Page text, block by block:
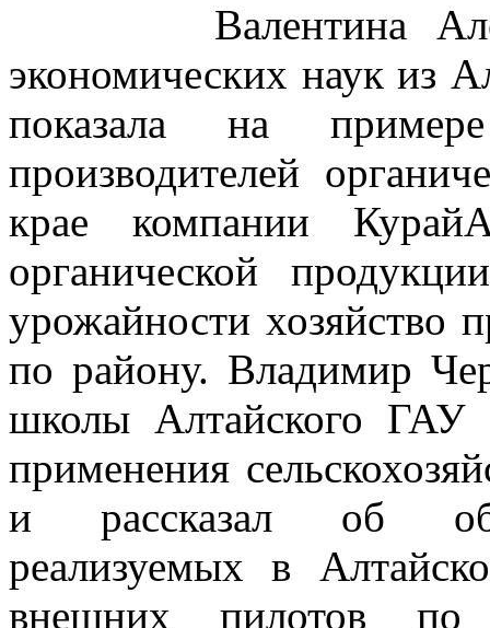
Валентина
экономических наук из
показала на
производителей
крае компании
органической
урожайности хозяйство
по району. Владимир
школы Алтайского ГАУ
применения
и рассказал об
реализуемых в
внешних пилотов